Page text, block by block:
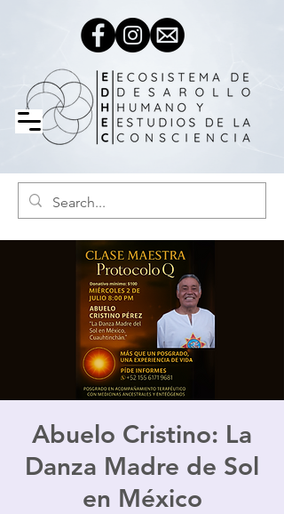
Abuelo Cristino: La
Danza Madre de Sol
en México